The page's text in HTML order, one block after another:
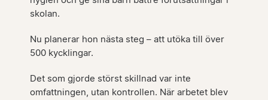
skolan.
Nu planerar hon nästa steg – att utöka till över
500 kycklingar.
Det som gjorde störst skillnad var inte
omfattningen, utan kontrollen. När arbetet blev